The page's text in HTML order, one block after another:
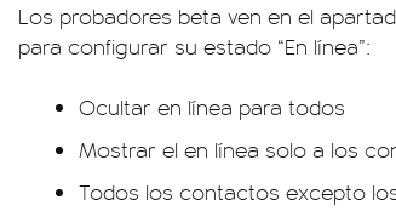
Los probadores beta ven en el
para configurar su estado “En línea”:
Ocultar en línea para todos
Mostrar el en línea solo a los
Todos los contactos excepto